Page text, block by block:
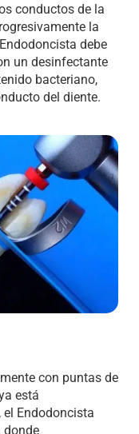
conductos de la
la
debe
un desinfectante
bacteriano,
del diente.
con puntas de
está
Endodoncista
donde